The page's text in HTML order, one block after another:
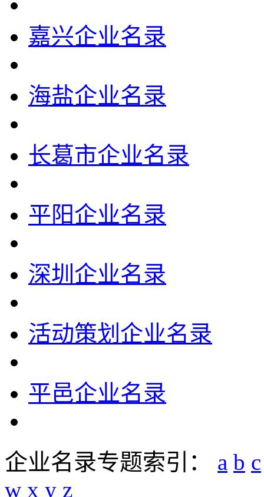
嘉兴企业名录
海盐企业名录
长葛市企业名录
平阳企业名录
深圳企业名录
活动策划企业名录
平邑企业名录
企业名录专题索引： a b c
w x y z